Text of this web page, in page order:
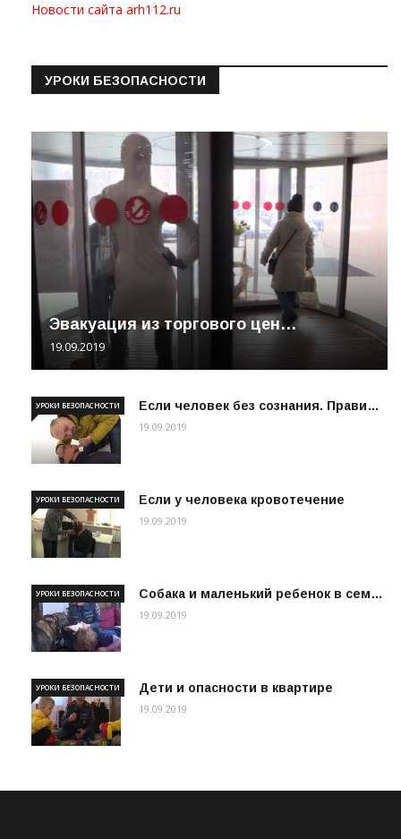
Новости сайта arh112.ru
УРОКИ БЕЗОПАСНОСТИ
Эвакуация из торгового цен…
19.09.2019
Если человек без сознания. Прави…
УРОКИ БЕЗОПАСНОСТИ
19.09.2019
Если у человека кровотечение
УРОКИ БЕЗОПАСНОСТИ
19.09.2019
Собака и маленький ребенок в сем…
УРОКИ БЕЗОПАСНОСТИ
19.09.2019
Дети и опасности в квартире
УРОКИ БЕЗОПАСНОСТИ
19.09.2019